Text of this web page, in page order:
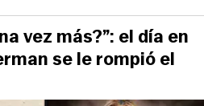
vez más?”: el día en
se le rompió el